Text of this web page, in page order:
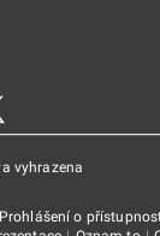
nové kartě
na nové
se otevře na
vyhrazena
Prohlášení o